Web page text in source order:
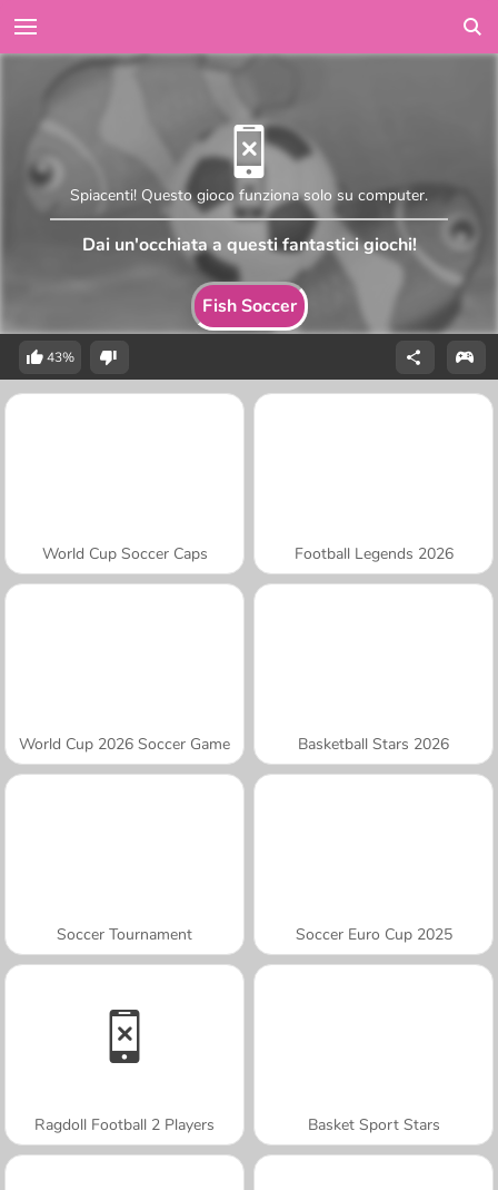
Fish Soccer
Spiacenti! Questo gioco funziona solo su computer.
Dai un'occhiata a questi fantastici giochi!
43%
World Cup Soccer Caps Football Legends 2026
World Cup 2026 Soccer Game Basketball Stars 2026
Soccer Tournament Soccer Euro Cup 2025
Ragdoll Football 2 Players Basket Sport Stars